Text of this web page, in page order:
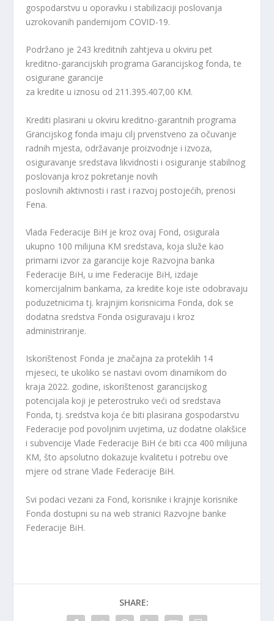
gospodarstvu u oporavku i stabilizaciji poslovanja
uzrokovanih pandemijom COVID-19.
Podržano je 243 kreditnih zahtjeva u okviru pet
kreditno-garancijskih programa Garancijskog fonda, te
osigurane garancije
za kredite u iznosu od 211.395.407,00 KM.
Krediti plasirani u okviru kreditno-garantnih programa
Grancijskog fonda imaju cilj prvenstveno za očuvanje
radnih mjesta, održavanje proizvodnje i izvoza,
osiguravanje sredstava likvidnosti i osiguranje stabilnog
poslovanja kroz pokretanje novih
poslovnih aktivnosti i rast i razvoj postojećih, prenosi
Fena.
Vlada Federacije BiH je kroz ovaj Fond, osigurala
ukupno 100 milijuna KM sredstava, koja služe kao
primarni izvor za garancije koje Razvojna banka
Federacije BiH, u ime Federacije BiH, izdaje
komercijalnim bankama, za kredite koje iste odobravaju
poduzetnicima tj. krajnjim korisnicima Fonda, dok se
dodatna sredstva Fonda osiguravaju i kroz
administriranje.
Iskorištenost Fonda je značajna za proteklih 14
mjeseci, te ukoliko se nastavi ovom dinamikom do
kraja 2022. godine, iskorištenost garancijskog
potencijala koji je peterostruko veći od sredstava
Fonda, tj. sredstva koja će biti plasirana gospodarstvu
Federacije pod povoljnim uvjetima, uz dodatne olakšice
i subvencije Vlade Federacije BiH će biti cca 400 milijuna
KM, što apsolutno dokazuje kvalitetu i potrebu ove
mjere od strane Vlade Federacije BiH.
Svi podaci vezani za Fond, korisnike i krajnje korisnike
Fonda dostupni su na web stranici Razvojne banke
Federacije BiH.
SHARE: